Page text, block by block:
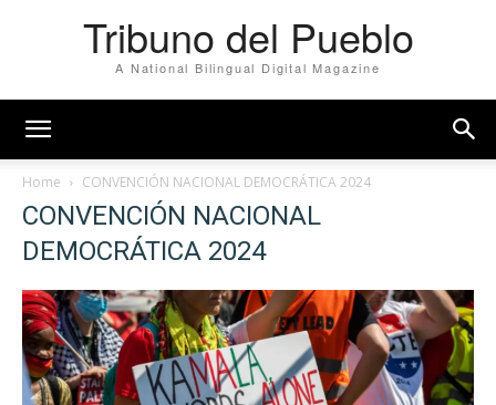
Tribuno del Pueblo
A National Bilingual Digital Magazine
Home CONVENCIÓN NACIONAL DEMOCRÁTICA 2024
CONVENCIÓN NACIONAL
DEMOCRÁTICA 2024